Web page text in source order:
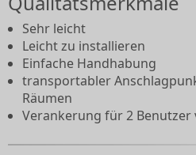
Sehr leicht
Leicht zu installieren
Einfache Handhabung
transportabler
Räumen
Verankerung für 2 Benutzer